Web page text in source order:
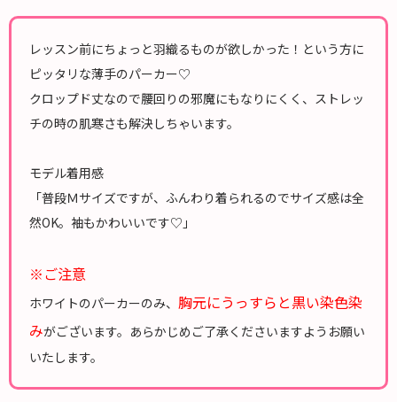
レッスン前にちょっと羽織るものが欲しかった！という方に
ピッタリな薄手のパーカー♡
クロップド丈なので腰回りの邪魔にもなりにくく、ストレッ
チの時の肌寒さも解決しちゃいます。
モデル着用感
「普段Ｍサイズですが、ふんわり着られるのでサイズ感は全
然OK。袖もかわいいです♡」
※ご注意
ホワイトのパーカーのみ、 胸元にうっすらと黒い染色染
みがございます。あらかじめご了承くださいますようお願い
いたします。